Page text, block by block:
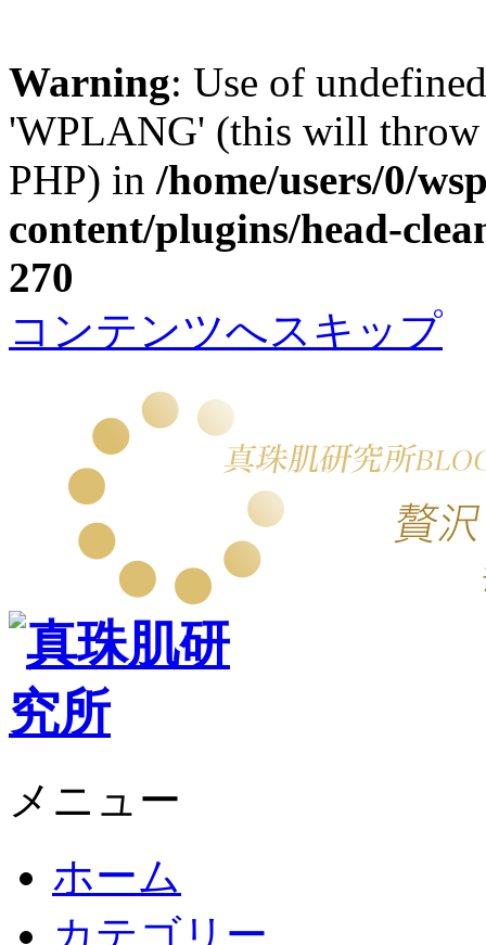
Warning: Use of
'WPLANG' (this will throw
PHP) in /home/users/0/
content/plugins/head-
270
コンテンツへスキップ
メニュー
ホーム
カテゴリー